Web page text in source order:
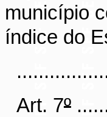
município
índice do
Art. 7º